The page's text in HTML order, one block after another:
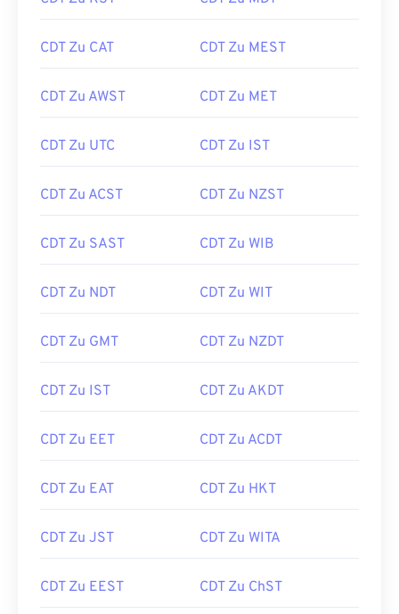
CDT Zu CAT CDT Zu MEST
CDT Zu AWST CDT Zu MET
CDT Zu UTC CDT Zu IST
CDT Zu ACST CDT Zu NZST
CDT Zu SAST CDT Zu WIB
CDT Zu NDT CDT Zu WIT
CDT Zu GMT CDT Zu NZDT
CDT Zu IST CDT Zu AKDT
CDT Zu EET CDT Zu ACDT
CDT Zu EAT CDT Zu HKT
CDT Zu JST CDT Zu WITA
CDT Zu EEST CDT Zu ChST